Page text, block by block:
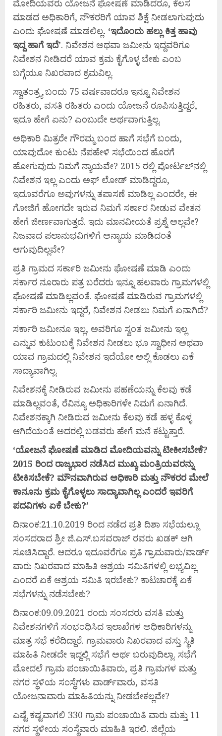
ಮೋದಿಯವರು ಯೋಜನೆ ಘೋಷಣೆ ಮಾಡಿದರೂ, ಕೆಲಸ
ಮಾಡದ ಅಧಿಕಾರಿಗೆ, ನೌಕರರಿಗೆ ಯಾವ ಶಿಕ್ಷೆ ನೀಡಲಾಗುವುದು
ಎಂದು ಘೋಷಣೆ ಮಾಡಲಿಲ್ಲ. ‘ಇದೊಂದು ಹಲ್ಲು ಕಿತ್ತ ಹಾವು
ಇದ್ದ ಹಾಗೆ ಇದೆ’. ನಿವೇಶನ ಅಥವಾ ಜಮೀನು ಇದ್ದವರಿಗೂ
ನಿವೇಶನ ನೀಡಿದರೆ ಯಾವ ಕ್ರಮ ಕೈಗೊಳ್ಳ ಬೇಕು ಎಂಬ
ಬಗ್ಗೆಯೂ ನಿಖರವಾದ ಕ್ರಮವಿಲ್ಲ.
ಸ್ವಾತಂತ್ರ್ಯ ಬಂದು 75 ವರ್ಷವಾದರೂ ಇನ್ನೂ ನಿವೇಶನ
ರಹಿತರು, ವಸತಿ ರಹಿತರು ಎಂದು ಯೋಜನೆ ರೂಪಿಸುತ್ತಿದ್ದರೆ,
ಇದೂ ಹೇಗೆ ಏನು? ಎಂಬುದೇ ಅರ್ಥವಾಗುತ್ತಿಲ್ಲ.
ಅಧಿಕಾರಿ ಮಿತ್ರರೇ ಗೌರಮ್ಮ ಬಂದ ಹಾಗೆ ಸಭೆಗೆ ಬಂದು,
ಯಾವುದೋ ಕುಂಟು ನೆಪಹೇಳಿ ಸಭೆಯಿಂದ ಹೊರಗೆ
ಹೋಗುವುದು ನಿಮಗೆ ನ್ಯಾಯವೇ? 2015 ರಲ್ಲಿ ಪೋರ್ಟಲ್‍ನಲ್ಲಿ
ನಿವೇಶನ ಇಲ್ಲ ಎಂದು ಅಫ್ ಲೋಡ್ ಮಾಡಿದ್ದರೂ,
ಇದೂವರೆಗೂ ಅವುಗಳನ್ನು ತಪಾಸಣೆ ಮಾಡಿಲ್ಲ ಎಂದರೇ, ಈ
ಗೋಜಿಗೆ ಹೋಗದೇ ಇರುವ ನಿಮಗೆ ಸರ್ಕಾರ ನೀಡುವ ವೇತನ
ಹೇಗೆ ಜೀರ್ಣವಾಗುತ್ತದೆ. ಇದು ಮಾನವೀಯತೆ ಪ್ರಶ್ನೆ ಅಲ್ಲವೇ?
ನಿಜವಾದ ಪಲಾನುಭವಿಗಳಿಗೆ ಅನ್ಯಾಯ ಮಾಡಿದಂತೆ
ಆಗುವುದಿಲ್ಲವೇ?
ಪ್ರತಿ ಗ್ರಾಮದ ಸರ್ಕಾರಿ ಜಮೀನು ಘೋಷಣೆ ಮಾಡಿ ಎಂದು
ಸರ್ಕಾರ ನೂರಾರು ಪತ್ರ ಬರೆದರು ಇನ್ನೂ ಹಲವಾರು ಗ್ರಾಮಗಳಲ್ಲಿ
ಘೋಷಣೆ ಮಾಡಿಲ್ಲವಂತೆ. ಘೋಷಣೆ ಮಾಡಿರುವ ಗ್ರಾಮಗಳಲ್ಲಿ
ಸರ್ಕಾರಿ ಜಮೀನು ಇದ್ದರೆ, ನಿವೇಶನ ನೀಡಲು ನಿಮಗೆ ಏನಾಗಿದೆ?
ಸರ್ಕಾರಿ ಜಮೀನೂ ಇಲ್ಲ, ಅವರಿಗೂ ಸ್ವಂತ ಜಮೀನು ಇಲ್ಲ
ಎನ್ನುವ ಕುಟುಂಬಕ್ಕೆ ನಿವೇಶನ ನೀಡಲು ಭೂ ಸ್ವಾಧೀನ ಅಥವಾ
ಯಾವ ಗ್ರಾಮದಲ್ಲಿ ನಿವೇಶನ ಇದೆಯೋ ಅಲ್ಲಿ ಕೊಡಲು ಏಕೆ
ಸಾದ್ಯಾವಾಗಿಲ್ಲ.
ನಿವೇಶನಕ್ಕೆ ನೀಡಿರುವ ಜಮೀನು ಪಹಣೆಯನ್ನು ಕೆಲವು ಕಡೆ
ಮಾಡಿಲ್ಲವಂತೆ, ರೆವಿನ್ಯೂ ಅಧಿಕಾರಿಗಳೇ ನಿಮಗೆ ಏನಾಗಿದೆ.
ನಿವೇಶನಕ್ಕಾಗಿ ನೀಡಿರುವ ಜಮೀನು ಕೆಲವು ಕಡೆ ಹಳ್ಳ ಕೊಳ್ಳ
ಆಗಿದೆಯಂತೆ ಅದರಲ್ಲಿ ಬಡವರು ಹೇಗೆ ಮನೆ ಕಟ್ಟುತ್ತಾರೆ.
‘ಯೋಜನೆ ಘೋಷಣೆ ಮಾಡಿದ ಮೋದಿಯವನ್ನುಟೀಕೀಸಬೇಕೆ?
2015 ರಿಂದ ರಾಜ್ಯಭಾರ ನಡೆಸಿದ ಮುಖ್ಯಮಂತ್ರಿಯವರನ್ನು
ಟೀಕಿಸಬೇಕೆ? ಮೌನವಾಗಿರುವ ಅಧಿಕಾರಿ ಮತ್ತು ನೌಕರರ ಮೇಲೆ
ಕಾನೂನು ಕ್ರಮ ಕೈಗೊಳ್ಳಲು ಸಾದ್ಯಾವಾಗಿಲ್ಲ ಎಂದರೆ ಇವರಿಗೆ
ಪದವಿಗಳು ಏಕೆ ಬೇಕು?’
ದಿನಾಂಕ:21.10.2019 ರಿಂದ ನಡೆದ ಪ್ರತಿ ದಿಶಾ ಸಭೆಯಲ್ಲೂ
ಸಂಸದರಾದ ಶ್ರೀ ಜಿ.ಎಸ್.ಬಸವರಾಜ್ ರವರು ಖಡಕ್ ಆಗಿ
ಸೂಚಿಸಿದ್ದಾರೆ. ಆದರೂ ಇದೂವರೆಗೂ ಪ್ರತಿ ಗ್ರಾಮವಾರು/ವಾರ್ಡ್
ವಾರು ನಿಖರವಾದ ಮಾಹಿತಿ ಆಶ್ರಯ ಸಮಿತಿಗಳಲ್ಲಿ ಲಭ್ಯವಿಲ್ಲ
ಎಂದರೆ ಏಕೆ ಆಶ್ರಯ ಸಮಿತಿ ಇರಬೇಕು? ಕಾಟಚಾರಕ್ಕೆ ಏಕೆ
ಸಭೆಗಳನ್ನು ನಡೆಸಬೇಕು?
ದಿನಾಂಕ:09.09.2021 ರಂದು ಸಂಸದರು ವಸತಿ ಮತ್ತು
ನಿವೇಶನಗಳಿಗೆ ಸಂಭಂಧಿಸಿದ ಇಲಾಖೆಗಳ ಅಧಿಕಾರಿಗಳನ್ನು
ಮಾತ್ರ ಸಭೆ ಕರೆದಿದ್ದಾರೆ. ಗ್ರಾಮವಾರು ನಿಖರವಾದ ವಸ್ತು ಸ್ಥಿತಿ
ಮಾಹಿತಿ ನೀಡದೇ ಇದ್ದಲ್ಲಿ ಸಭೆಗೆ ಅರ್ಥ ಬರುವುದಿಲ್ಲಾ. ಸಭೆಗೆ
ಮೋದಲೆ ಗ್ರಾಮ ಪಂಚಾಯಿತಿವಾರು, ಪ್ರತಿ ಗ್ರಾಮಗಳ ಮತ್ತು
ನಗರ ಸ್ಥಳಿಯ ಸಂಸ್ಥೆಗಳು ವಾರ್ಡ್‍ವಾರು, ವಸತಿ
ಯೋಜನಾವಾರು ಮಾಹಿತಿಯನ್ನು ನೀಡಬೇಕಲ್ಲವೇ?
ಎಷ್ಟೆ ಕಷ್ಟವಾಗಲಿ 330 ಗ್ರಾಮ ಪಂಚಾಯಿತಿ ವಾರು ಮತ್ತು 11
ನಗರ ಸ್ಥಳೀಯ ಸಂಸ್ಥೆವಾರು ಮಾಹಿತಿ ಇರಲಿ. ಜಿಲ್ಲೆಯ